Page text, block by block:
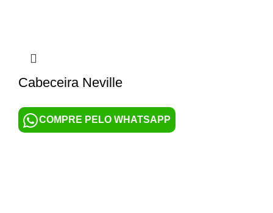
Cabeceira Neville
COMPRE PELO WHATSAPP